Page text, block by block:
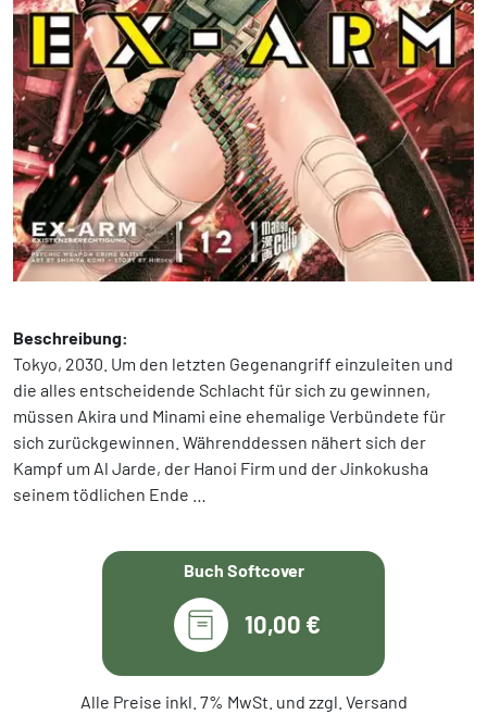
Beschreibung:
Tokyo, 2030. Um den letzten Gegenangriff einzuleiten und
die alles entscheidende Schlacht für sich zu gewinnen,
müssen Akira und Minami eine ehemalige Verbündete für
sich zurückgewinnen. Währenddessen nähert sich der
Kampf um Al Jarde, der Hanoi Firm und der Jinkokusha
seinem tödlichen Ende …
Buch Softcover
10,00 €
Alle Preise inkl. 7% MwSt. und zzgl. Versand